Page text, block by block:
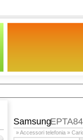
Samsung
» Accessori telefonia »